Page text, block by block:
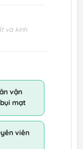
và kinh
vận
mạt
viên